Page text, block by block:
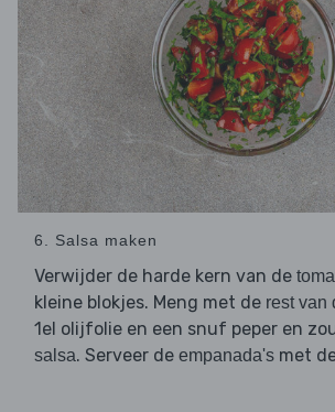
6. Salsa maken
Verwijder de harde kern van de
kleine blokjes. Meng met de rest van
1el olijfolie en een snuf peper en
salsa. Serveer de empanada's met